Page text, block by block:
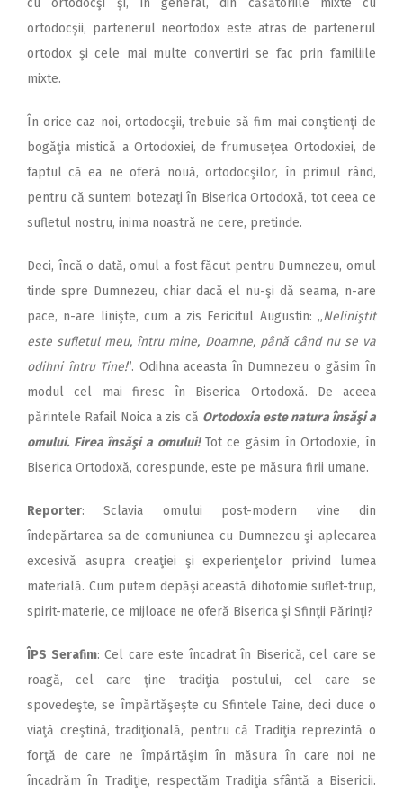
cu ortodocşi şi, în general, din căsătoriile mixte cu
ortodocşii, partenerul neortodox este atras de partenerul
ortodox şi cele mai multe convertiri se fac prin familiile
mixte.
În orice caz noi, ortodocşii, trebuie să fim mai conştienţi de
bogăţia mistică a Ortodoxiei, de frumuseţea Ortodoxiei, de
faptul că ea ne oferă nouă, ortodocşilor, în primul rând,
pentru că suntem botezaţi în Biserica Ortodoxă, tot ceea ce
sufletul nostru, inima noastră ne cere, pretinde.
Deci, încă o dată, omul a fost făcut pentru Dumnezeu, omul
tinde spre Dumnezeu, chiar dacă el nu-şi dă seama, n-are
pace, n-are linişte, cum a zis Fericitul Augustin: „Neliniştit
este sufletul meu, întru mine, Doamne, până când nu se va
odihni întru Tine!”. Odihna aceasta în Dumnezeu o găsim în
modul cel mai firesc în Biserica Ortodoxă. De aceea
părintele Rafail Noica a zis că Ortodoxia este natura însăşi a
omului. Firea însăşi a omului!Tot ce găsim în Ortodoxie, în
Biserica Ortodoxă, corespunde, este pe măsura firii umane.
Reporter: Sclavia omului post-modern vine din
îndepărtarea sa de comuniunea cu Dumnezeu şi aplecarea
excesivă asupra creaţiei şi experienţelor privind lumea
materială. Cum putem depăşi această dihotomie suflet-trup,
spirit-materie, ce mijloace ne oferă Biserica şi Sfinţii Părinţi?
ÎPS Serafim: Cel care este încadrat în Biserică, cel care se
roagă, cel care ţine tradiţia postului, cel care se
spovedeşte, se împărtăşeşte cu Sfintele Taine, deci duce o
viaţă creştină, tradiţională, pentru că Tradiţia reprezintă o
forţă de care ne împărtăşim în măsura în care noi ne
încadrăm în Tradiţie, respectăm Tradiţia sfântă a Bisericii.